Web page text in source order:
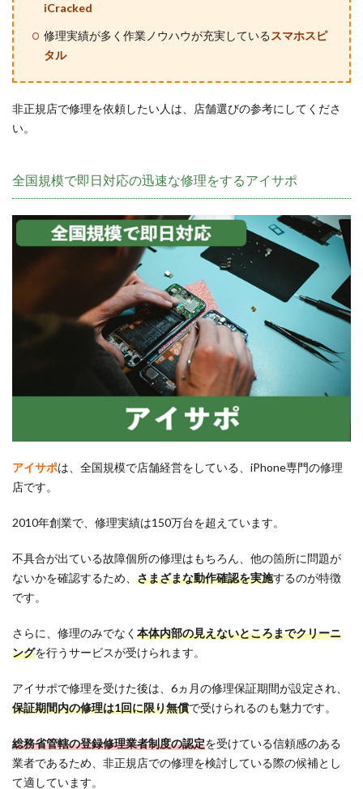
iCracked
修理実績が多く作業ノウハウが充実しているスマホスピ
タル
非正規店で修理を依頼したい人は、店舗選びの参考にしてくださ
い。
全国規模で即日対応の迅速な修理をするアイサポ
アイサポは、全国規模で店舗経営をしている、iPhone専門の修理
店です。
2010年創業で、修理実績は150万台を超えています。
不具合が出ている故障個所の修理はもちろん、他の箇所に問題が
ないかを確認するため、 さまざまな動作確認を実施するのが特徴
です。
さらに、修理のみでなく 本体内部の見えないところまでクリーニ
ングを行うサービスが受けられます。
アイサポで修理を受けた後は、6ヵ月の修理保証期間が設定され、
保証期間内の修理は1回に限り無償で受けられるのも魅力です。
総務省管轄の登録修理業者制度の認定を受けている信頼感のある
業者であるため、非正規店での修理を検討している際の候補とし
て適しています。